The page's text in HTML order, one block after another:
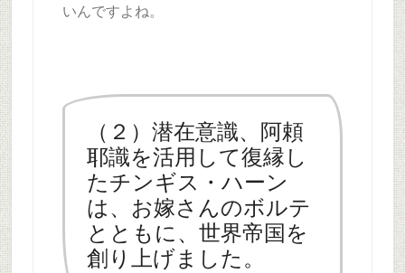
いんですよね。
（２）潜在意識、阿頼
耶識を活用して復縁し
たチンギス・ハーン
は、お嫁さんのボルテ
とともに、世界帝国を
創り上げました。